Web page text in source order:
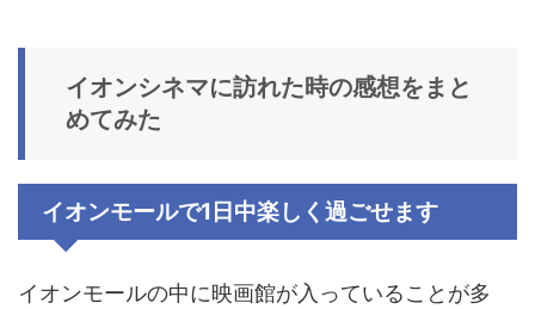
イオンシネマに訪れた時の感想をまと
めてみた
イオンモールで1日中楽しく過ごせます
イオンモールの中に映画館が入っていることが多